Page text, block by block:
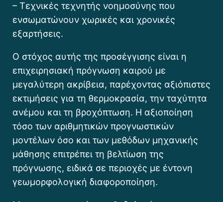
– Τεχνικές τεχνητής νοημοσύνης που
ενσωματώνουν χωρικές και χρονικές
εξαρτήσεις.
Ο στόχος αυτής της προσέγγισης είναι η
επιχειρησιακή πρόγνωση καιρού με
μεγαλύτερη ακρίβεια, παρέχοντας αξιόπιστες
εκτιμήσεις για τη θερμοκρασία, την ταχύτητα
ανέμου και τη βροχόπτωση. Η αξιοποίηση
τόσο των αριθμητικών προγνωστικών
μοντέλων όσο και των μεθόδων μηχανικής
μάθησης επιτρέπει τη βελτίωση της
πρόγνωσης, ειδικά σε περιοχές με έντονη
γεωμορφολογική διαφοροποίηση.